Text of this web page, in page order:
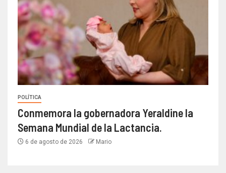
POLÍTICA
Conmemora la gobernadora Yeraldine la
Semana Mundial de la Lactancia.
6 de agosto de 2026 Mario